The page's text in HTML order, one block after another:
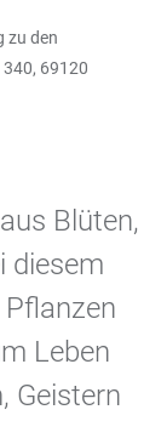
zu den
69120
Blüten,
diesem
Leben
Geistern